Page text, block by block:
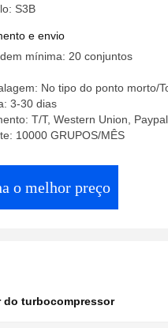
S3B
e envio
mínima: 20 conjuntos
No tipo do ponto morto/
3-30 dias
T/T, Western Union, Paypal
10000 GRUPOS/MÊS
o melhor preço
do turbocompressor